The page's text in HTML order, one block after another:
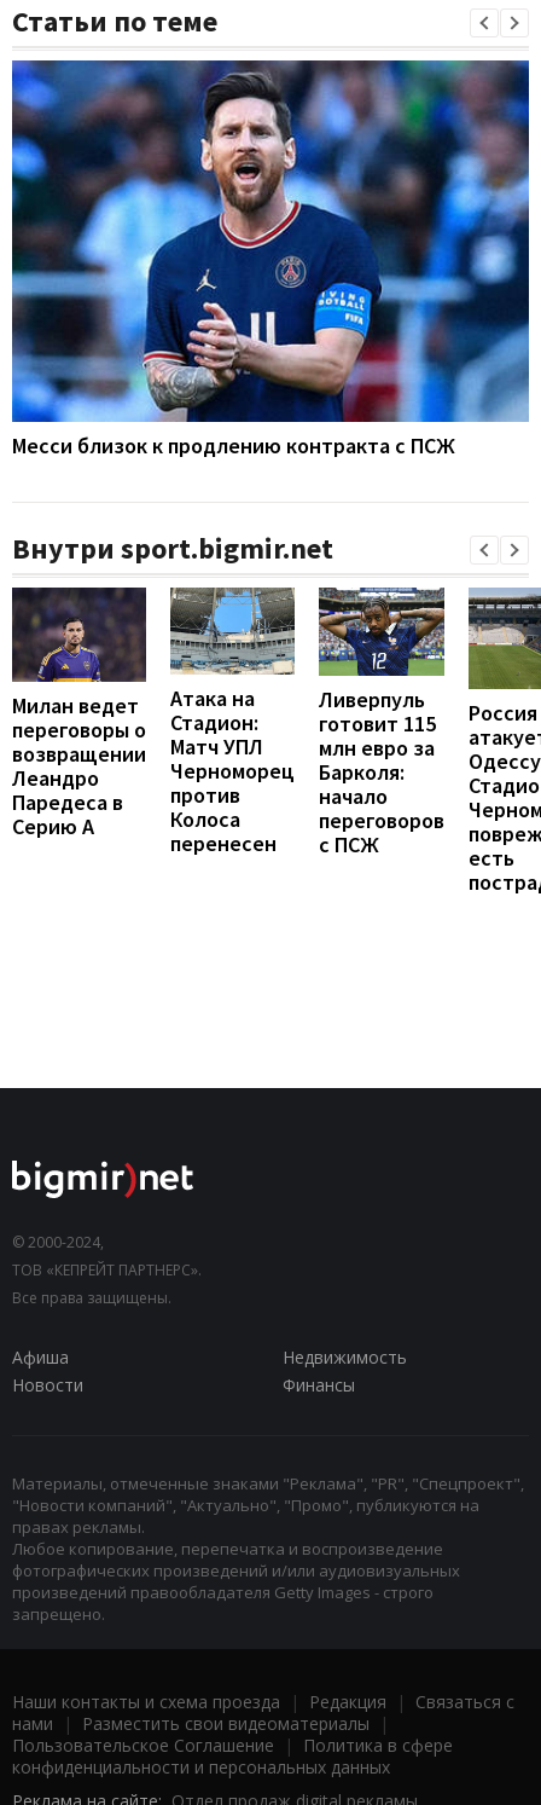
Статьи по теме
Месси близок к продлению контракта с ПСЖ
Внутри sport.bigmir.net
Милан ведет
переговоры о
возвращении
Леандро
Паредеса в
Серию А
Атака на
Стадион:
Матч УПЛ
Черноморец
против
Колоса
перенесен
Ливерпуль
готовит 115
млн евро за
Барколя:
начало
переговоров
с ПСЖ
Россия
есть
© 2000-2024,
ТОВ «КЕПРЕЙТ ПАРТНЕРС».
Все права защищены.
Афиша
Недвижимость
Новости
Финансы
Материалы, отмеченные знаками "Реклама", "PR", "Спецпроект",
"Новости компаний", "Актуально", "Промо", публикуются на
правах рекламы.
Любое копирование, перепечатка и воспроизведение
фотографических произведений и/или аудиовизуальных
произведений правообладателя Getty Images - строго
запрещено.
Наши контакты и схема проезда | Редакция | Связаться с
нами | Разместить свои видеоматериалы |
Пользовательское Соглашение |
Политика в сфере
конфиденциальности и персональных данных